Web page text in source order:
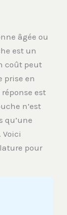
âgée ou
est un
coût peut
prise en
est
n’est
qu’une
Voici
pour